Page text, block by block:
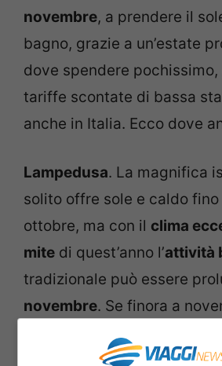
novembre, a prendere il
bagno, grazie a un’estate
dove spendere
tariffe scontate di bassa
anche in Italia. Ecco dove
Lampedusa. La magnifica
solito offre sole e caldo fino
ottobre, ma con il clima
mite di quest’anno l’attività
tradizionale può essere
novembre. Se finora a
giornate, ora si può osare